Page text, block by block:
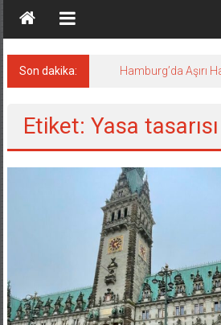
Son dakika: Hamburg’da Aşırı
Etiket: Yasa tasarısı